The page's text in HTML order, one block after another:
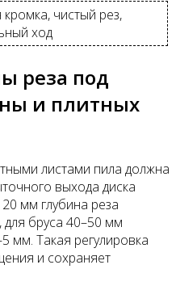
чистый рез,
ход
реза под
и плитных
листами пила должна
выхода диска
мм глубина реза
бруса 40–50 мм
мм. Такая регулировка
и сохраняет